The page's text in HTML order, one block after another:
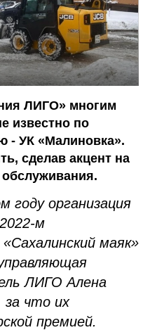
ЛИГО» многим
известно по
- УК «Малиновка».
сделав акцент на
обслуживания.
году организация
м
маяк»
ЛИГО Алена
за что их
премией.